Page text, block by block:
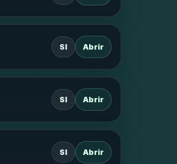
SI Abrir
SI Abrir
SI Abrir